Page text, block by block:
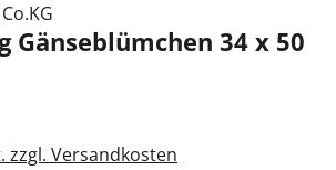
Gänseblümchen 34 x 50
zzgl. Versandkosten